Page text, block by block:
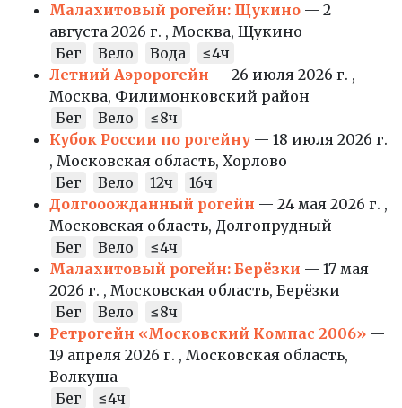
Малахитовый рогейн: Щукино — 2
августа 2026 г. , Москва, Щукино
Бег
Вело Вода
≤4ч
Летний Аэророгейн — 26 июля 2026 г. ,
Москва, Филимонковский район
Бег
Вело
≤8ч
Кубок России по рогейну — 18 июля 2026 г.
, Московская область, Хорлово
Бег
Вело 12ч
16ч
Долгооожданный рогейн — 24 мая 2026 г. ,
Московская область, Долгопрудный
Бег
Вело
≤4ч
Малахитовый рогейн: Берёзки — 17 мая
2026 г. , Московская область, Берёзки
Бег
Вело
≤8ч
Ретрогейн «Московский Компас 2006» —
19 апреля 2026 г. , Московская область,
Волкуша
Бег
≤4ч